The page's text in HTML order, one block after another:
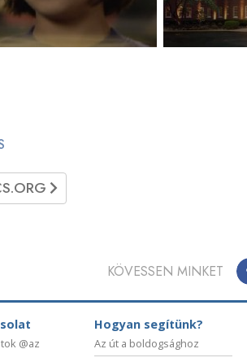
KÖVESSEN MINKET
@az
Hogyan segítünk?
Az út a boldogsághoz